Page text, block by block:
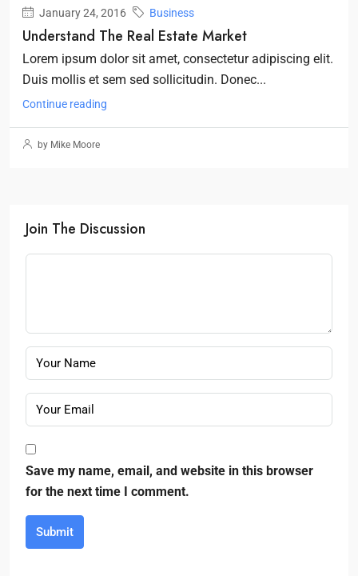
January 24, 2016 Business
Understand The Real Estate Market
Lorem ipsum dolor sit amet, consectetur adipiscing elit.
Duis mollis et sem sed sollicitudin. Donec...
Continue reading
by Mike Moore
Join The Discussion
Save my name, email, and website in this browser
for the next time I comment.
Submit